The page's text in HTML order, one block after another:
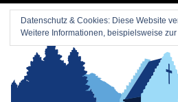
Datenschutz & Cookies: Diese Website
Weitere Informationen, beispielsweise